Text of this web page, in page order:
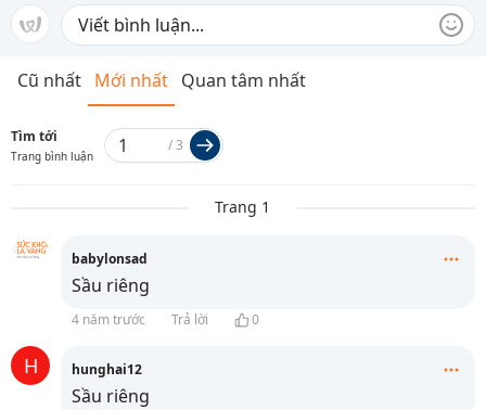
Cũ nhất Mới nhất Quan tâm nhất
Tìm tới
Trang bình luận
/3
Trang 1
babylonsad
Sầu riêng
4 năm trước Trả lời 0
H hunghai12
Sầu riêng